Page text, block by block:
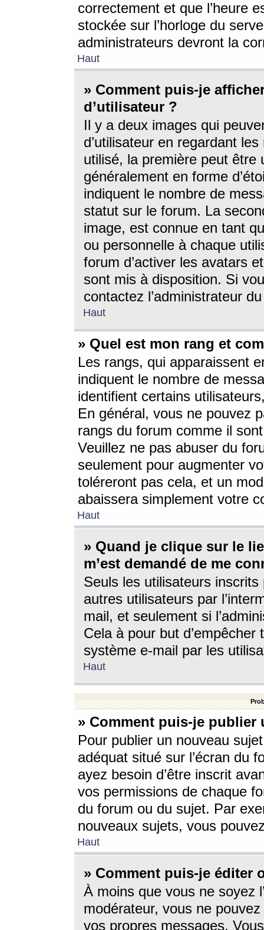
correctement et que l’heure
stockée sur l’horloge du
administrateurs devront la
Haut
» Comment puis-je
d’utilisateur ?
Il y a deux images qui
d’utilisateur en regardant
utilisé, la première peut être
généralement en forme
indiquent le nombre de
statut sur le forum. La
image, est connue en tant
ou personnelle à chaque
forum d’activer les avatars
sont mis à disposition. Si
contactez l’administrateur
Haut
» Quel est mon rang et
Les rangs, qui apparaissent
indiquent le nombre de
identifient certains
En général, vous ne pouvez
rangs du forum comme il
Veuillez ne pas abuser du
seulement pour augmenter
toléreront pas cela, et un
abaissera simplement votre
Haut
» Quand je clique sur le
m’est demandé de me
Seuls les utilisateurs
autres utilisateurs par
mail, et seulement si
Cela à pour but
système e-mail par les
Haut
» Comment puis-je
Pour publier un nouveau
adéquat situé sur l’écran du
ayez besoin d’être inscrit
vos permissions de chaque
du forum ou du sujet. Par
nouveaux sujets, vous
Haut
» Comment puis-je éditer
À moins que vous ne soyez
modérateur, vous ne
vos propres messages.